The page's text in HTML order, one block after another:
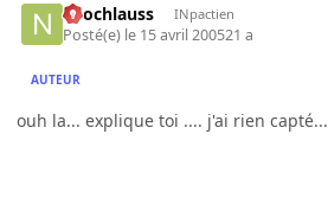
neochlauss INpactien
Posté(e) le 15 avril 200521 a
AUTEUR
ouh la... explique toi .... j'ai rien capté...